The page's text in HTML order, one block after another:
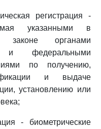
регистрация -
указанными в
законе органами
и федеральными
по получению,
и выдаче
установлению или
- биометрические